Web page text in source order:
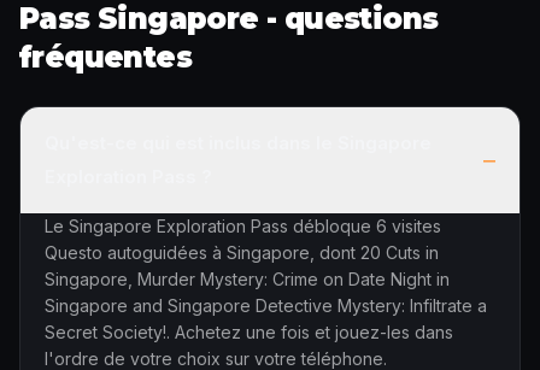
Pass Singapore - questions
fréquentes
–
Le Singapore Exploration Pass débloque 6 visites
Questo autoguidées à Singapore, dont 20 Cuts in
Singapore, Murder Mystery: Crime on Date Night in
Singapore and Singapore Detective Mystery: Infiltrate a
Secret Society!. Achetez une fois et jouez-les dans
l'ordre de votre choix sur votre téléphone.